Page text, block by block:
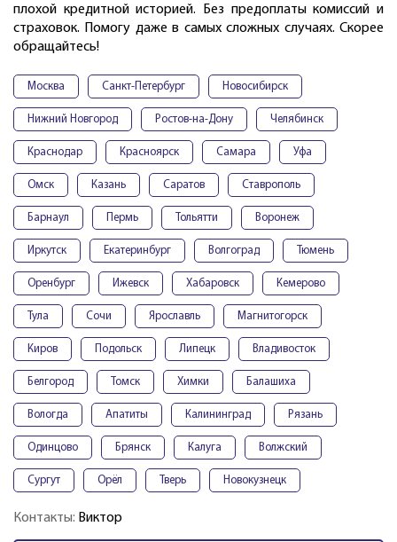
плохой кредитной историей. Без предоплаты комиссий и
страховок. Помогу даже в самых сложных случаях. Скорее
обращайтесь!
Москва Санкт-Петербург Новосибирск
Нижний Новгород Ростов-на-Дону Челябинск
Краснодар Красноярск Самара Уфа
Омск Казань Саратов Ставрополь
Барнаул Пермь Тольятти Воронеж
Иркутск Екатеринбург Волгоград Тюмень
Оренбург Ижевск Хабаровск Кемерово
Тула Сочи Ярославль Магнитогорск
Киров Подольск Липецк Владивосток
Белгород Томск Химки Балашиха
Вологда Апатиты Калининград Рязань
Одинцово Брянск Калуга Волжский
Сургут Орёл Тверь Новокузнецк
Контакты: Виктор